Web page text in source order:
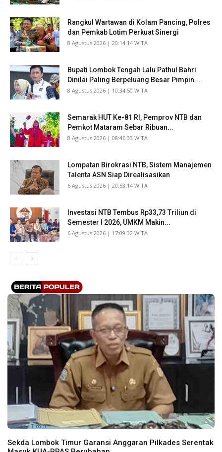
Rangkul Wartawan di Kolam Pancing, Polres
dan Pemkab Lotim Perkuat Sinergi
​8 Agustus 2026 | 20:14:14 WITA
Bupati Lombok Tengah Lalu Pathul Bahri
Dinilai Paling Berpeluang Besar Pimpin...
​8 Agustus 2026 | 10:34:50 WITA
Semarak HUT Ke-81 RI, Pemprov NTB dan
Pemkot Mataram Sebar Ribuan...
​8 Agustus 2026 | 08:46:33 WITA
Lompatan Birokrasi NTB, Sistem Manajemen
Talenta ASN Siap Direalisasikan
​6 Agustus 2026 | 20:53:14 WITA
Investasi NTB Tembus Rp33,73 Triliun di
Semester I 2026, UMKM Makin...
​6 Agustus 2026 | 17:09:32 WITA
Lombok Timur
Sekda Lombok Timur Garansi Anggaran Pilkades Serentak